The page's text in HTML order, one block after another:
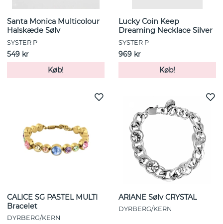
Santa Monica Multicolour
Halskæde Sølv
SYSTER P
549 kr
Køb!
Lucky Coin Keep
Dreaming Necklace Silver
SYSTER P
969 kr
Køb!
CALICE SG PASTEL MULTI
Bracelet
DYRBERG/KERN
ARIANE Sølv CRYSTAL
DYRBERG/KERN